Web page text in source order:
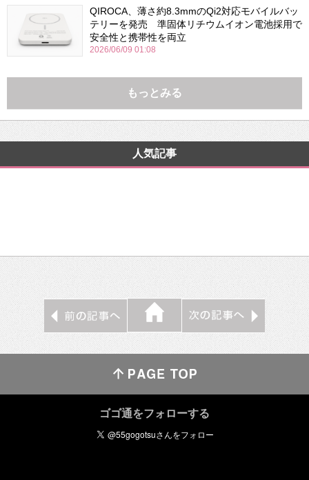
QIROCA、薄さ約8.3mmのQi2対応モバイルバッ
テリーを発売 準固体リチウムイオン電池採用で
安全性と携帯性を両立
2026/06/09 01:08
もっとみる
人気記事
ゴゴ通をフォローする